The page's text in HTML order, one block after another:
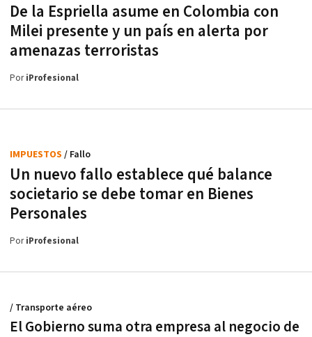
De la Espriella asume en Colombia con
Milei presente y un país en alerta por
amenazas terroristas
PoriProfesional
Un nuevo fallo establece qué balance
societario se debe tomar en Bienes
Personales
IMPUESTOS / Fallo
PoriProfesional
El Gobierno suma otra empresa al negocio de
/ Transporte aéreo